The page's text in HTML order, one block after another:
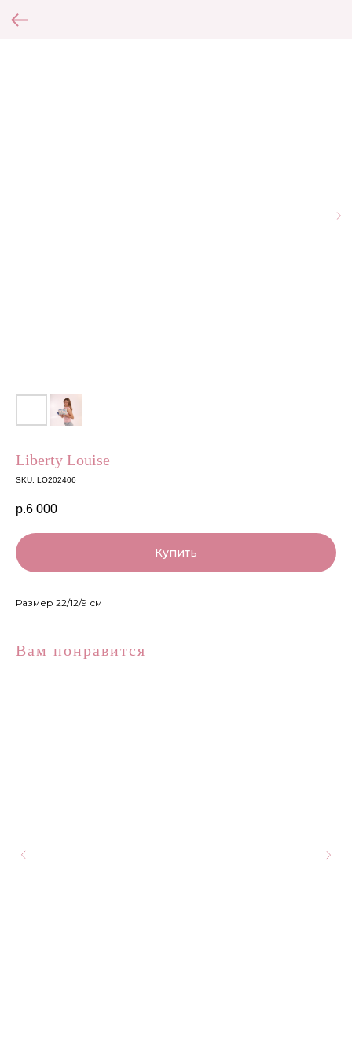
Liberty Louise
SKU: LO202406
р.6 000
Купить
Размер 22/12/9 см
Вам понравится